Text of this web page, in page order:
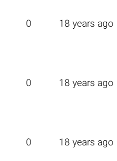
0 18 years ago
0 18 years ago
0 18 years ago